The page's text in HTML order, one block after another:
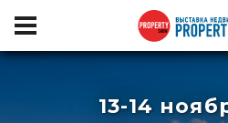
13-14